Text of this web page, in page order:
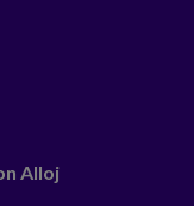
Alloj